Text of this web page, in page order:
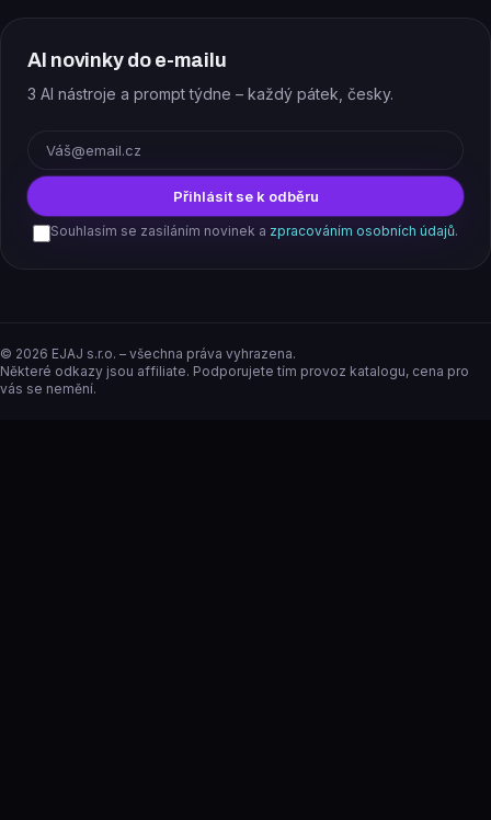
AI novinky do e-mailu
3 AI nástroje a prompt týdne – každý pátek, česky.
Přihlásit se k odběru
Souhlasím se zasíláním novinek a zpracováním osobních údajů.
© 2026 EJAJ s.r.o. – všechna práva vyhrazena.
Některé odkazy jsou affiliate. Podporujete tím provoz katalogu, cena pro
vás se nemění.